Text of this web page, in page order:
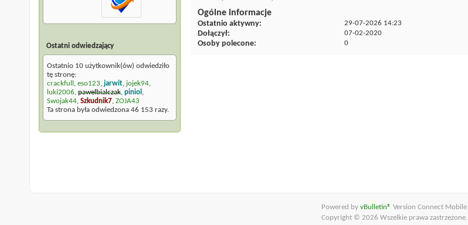
Ostatni odwiedzający
Ostatnio 10 użytkownik(ów) odwiedziło
tę stronę:
crackfull , eso123, jarwit, jojek94,
luki2006, pawelbialczak, piniol ,
Swojak44, Szkudnik7, ZOJA43
Ta strona była odwiedzona 46 153 razy.
Ogólne informacje
Ostatnio aktywny 29-07-2026 14:23
Dołączył 07-02-2020
Osoby polecone 0
Powered by vBulletin® Version Connect Mobile
Copyright © 2026 Wszelkie prawa zastrzeżone.